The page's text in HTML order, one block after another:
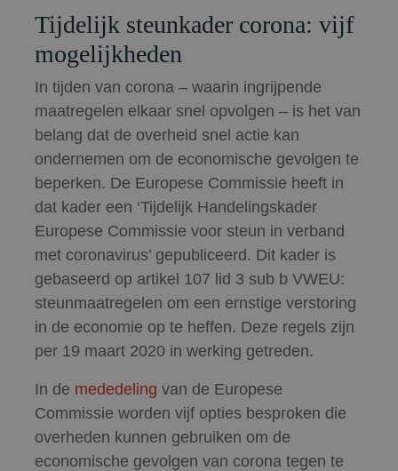
Tijdelijk steunkader corona: vijf
mogelijkheden
In tijden van corona – waarin ingrijpende
maatregelen elkaar snel opvolgen – is het van
belang dat de overheid snel actie kan
ondernemen om de economische gevolgen te
beperken. De Europese Commissie heeft in
dat kader een ‘Tijdelijk Handelingskader
Europese Commissie voor steun in verband
met coronavirus’ gepubliceerd. Dit kader is
gebaseerd op artikel 107 lid 3 sub b VWEU:
steunmaatregelen om een ernstige verstoring
in de economie op te heffen. Deze regels zijn
per 19 maart 2020 in werking getreden.
In de mededeling van de Europese
Commissie worden vijf opties besproken die
overheden kunnen gebruiken om de
economische gevolgen van corona tegen te